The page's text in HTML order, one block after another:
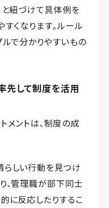
と紐づけて具体例を
くなります。ルール
ルで分かりやすいもの
先して制度を活用
メントは、制度の成
しい行動を見つけ
、管理職が部下同士
に反応したりするこ